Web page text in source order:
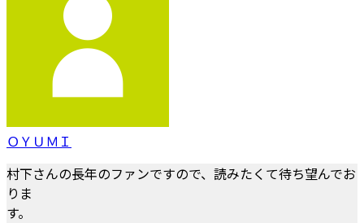
ＯＹＵＭＩ
村下さんの長年のファンですので、読みたくて待ち望んでお
りま
す。